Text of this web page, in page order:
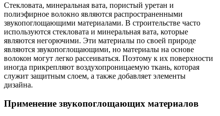
Стекловата, минеральная вата, пористый уретан и
полиэфирное волокно являются распространенными
звукопоглощающими материалами. В строительстве часто
используются стекловата и минеральная вата, которые
являются негорючими. Эти материалы по своей природе
являются звукопоглощающими, но материалы на основе
волокон могут легко рассеиваться. Поэтому к их поверхности
иногда прикрепляют воздухопроницаемую ткань, которая
служит защитным слоем, а также добавляет элементы
дизайна.
Применение звукопоглощающих материалов